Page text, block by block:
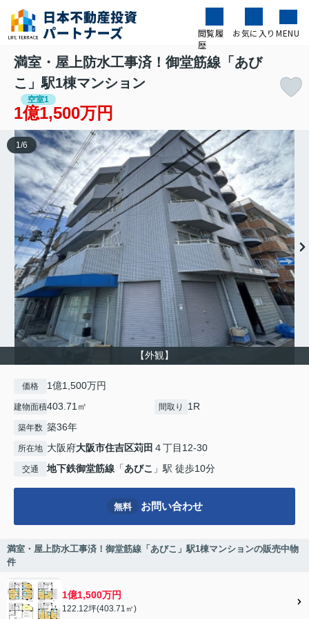
閲覧履
歴
お気に入り MENU
満室・屋上防水工事済！御堂筋線「あび
こ」駅1棟マンション
空室1
1億1,500万円
【外観】
1 /6
価格 1億1,500万円
建物面積403.71㎡ 間取り 1R
築年数 築36年
所在地 大阪府大阪市住吉区苅田 ４丁目12-30
交通 地下鉄御堂筋線 「あびこ 」駅 徒歩10分
無料 お問い合わせ
満室・屋上防水工事済！御堂筋線「あびこ」駅1棟マンションの販売中物
件
1億1,500万円
122.12坪(403.71㎡)